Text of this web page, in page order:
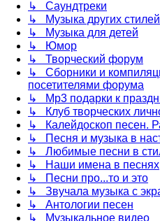
↳ Саундтреки
↳ Музыка других стилей
↳ Музыка для детей
↳ Юмор
↳ Творческий форум
↳ Сборники и
посетителями форума
↳ Mp3 подарки к
↳ Клуб творческих
↳ Калейдоскоп песен.
↳ Песня и музыка в
↳ Любимые песни в
↳ Наши имена в песнях
↳ Песни про...то и это
↳ Звучала музыка с
↳ Антологии песен
↳ Музыкальное видео